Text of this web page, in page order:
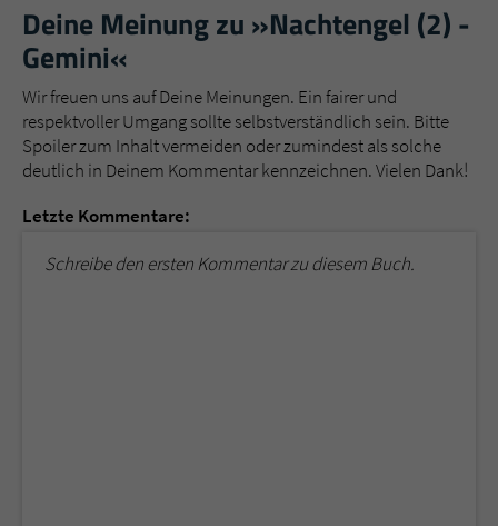
Deine Meinung zu »Nachtengel (2) -
Gemini«
Wir freuen uns auf Deine Meinungen. Ein fairer und
respektvoller Umgang sollte selbstverständlich sein. Bitte
Spoiler zum Inhalt vermeiden oder zumindest als solche
deutlich in Deinem Kommentar kennzeichnen. Vielen Dank!
Letzte Kommentare:
Schreibe den ersten Kommentar zu diesem Buch.